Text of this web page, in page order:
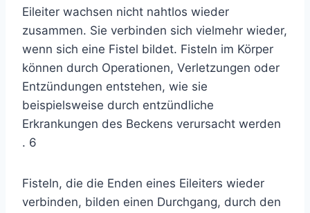
Eileiter wachsen nicht nahtlos wieder
zusammen. Sie verbinden sich vielmehr wieder,
wenn sich eine Fistel bildet. Fisteln im Körper
können durch Operationen, Verletzungen oder
Entzündungen entstehen, wie sie
beispielsweise durch entzündliche
Erkrankungen des Beckens verursacht werden
. 6
Fisteln, die die Enden eines Eileiters wieder
verbinden, bilden einen Durchgang, durch den